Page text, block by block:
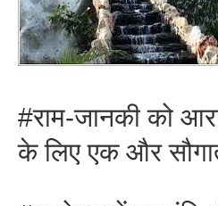
#राम-जानकी को
के लिए एक और